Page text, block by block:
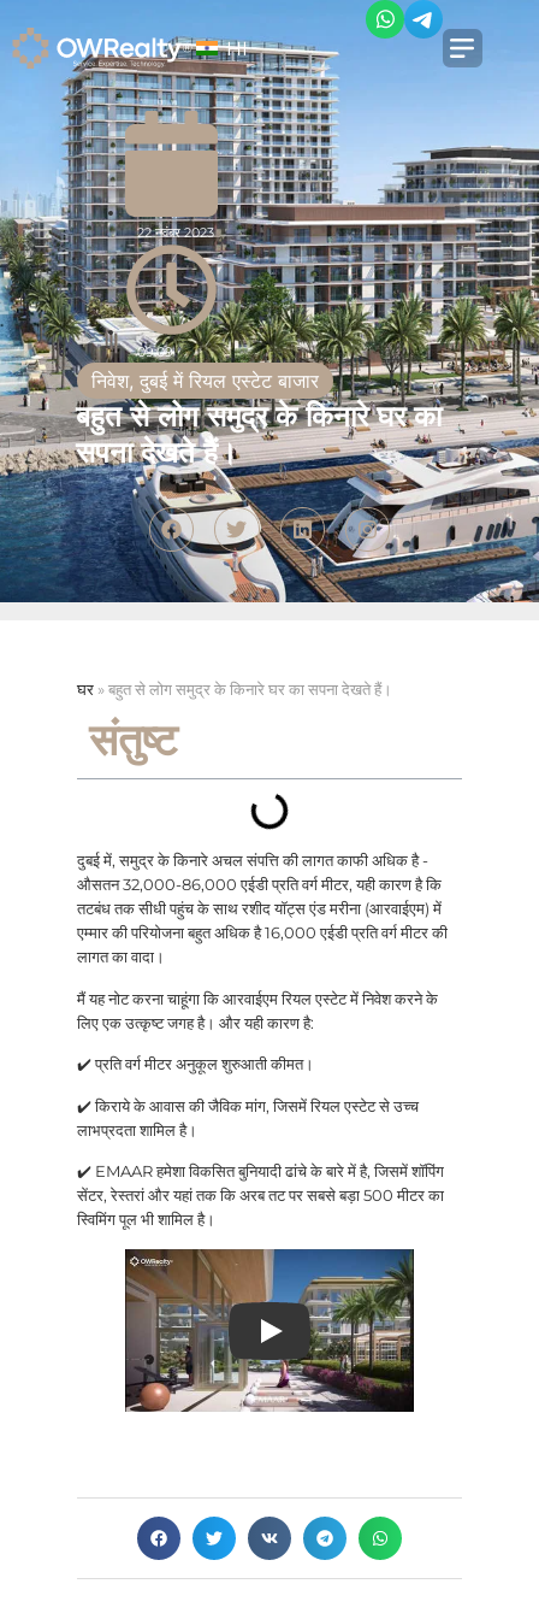
HI
22 नवंबर 2023
09:09
निवेश, दुबई में रियल एस्टेट बाजार
बहुत से लोग समुद्र के किनारे घर का
सपना देखते हैं।
घर » बहुत से लोग समुद्र के किनारे घर का सपना देखते हैं।
संतुष्ट
दुबई में, समुद्र के किनारे अचल संपत्ति की लागत काफी अधिक है -
औसतन 32,000-86,000 एईडी प्रति वर्ग मीटर, यही कारण है कि
तटबंध तक सीधी पहुंच के साथ रशीद यॉट्स एंड मरीना (आरवाईएम) में
एम्मार की परियोजना बहुत अधिक है 16,000 एईडी प्रति वर्ग मीटर की
लागत का वादा।
मैं यह नोट करना चाहूंगा कि आरवाईएम रियल एस्टेट में निवेश करने के
लिए एक उत्कृष्ट जगह है। और यही कारण है:
✔️ प्रति वर्ग मीटर अनुकूल शुरुआती कीमत।
✔️ किराये के आवास की जैविक मांग, जिसमें रियल एस्टेट से उच्च
लाभप्रदता शामिल है।
✔️ EMAAR हमेशा विकसित बुनियादी ढांचे के बारे में है, जिसमें शॉपिंग
सेंटर, रेस्तरां और यहां तक कि अरब तट पर सबसे बड़ा 500 मीटर का
स्विमिंग पूल भी शामिल है।
खेल